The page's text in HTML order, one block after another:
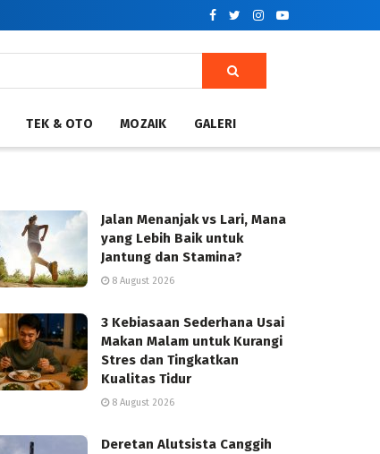
TEK & OTO MOZAIK GALERI
Jalan Menanjak vs Lari, Mana
yang Lebih Baik untuk
Jantung dan Stamina?
8 August 2026
3 Kebiasaan Sederhana Usai
Makan Malam untuk Kurangi
Stres dan Tingkatkan
Kualitas Tidur
8 August 2026
Deretan Alutsista Canggih